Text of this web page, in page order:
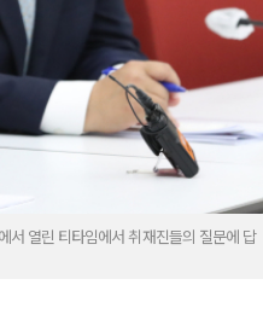
서 열린 티타임에서 취재진들의 질문에 답